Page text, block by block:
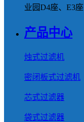
业园D4座、E3座
产品中心
烛式过滤机
密闭板式过滤机
芯式过滤器
袋式过滤器